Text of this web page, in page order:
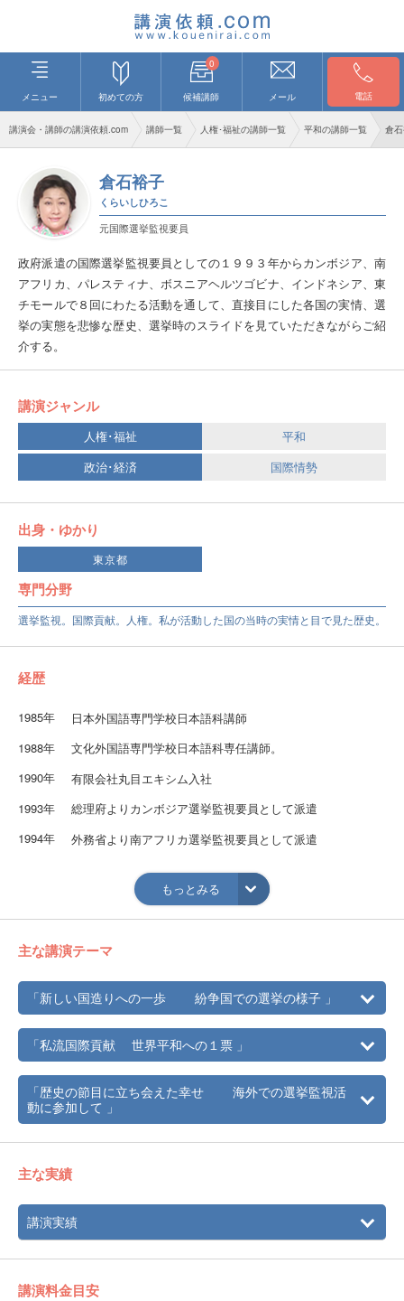
メニュー 初めての方
0
候補講師 メール 電話
講演会・講師の講演依頼.com 講師一覧 人権･福祉の講師一覧 平和の講師一覧 倉
倉石裕子
くらいしひろこ
元国際選挙監視要員
政府派遣の国際選挙監視要員としての１９９３年からカンボジア、南
アフリカ、パレスティナ、ボスニアヘルツゴビナ、インドネシア、東
チモールで８回にわたる活動を通して、直接目にした各国の実情、選
挙の実態を悲惨な歴史、選挙時のスライドを見ていただきながらご紹
介する。
講演ジャンル
人権･福祉
平和
政治･経済
国際情勢
出身・ゆかり
東京都
専門分野
選挙監視。国際貢献。人権。私が活動した国の当時の実情と目で見た歴史。
経歴
1985年
日本外国語専門学校日本語科講師
1988年
文化外国語専門学校日本語科専任講師。
1990年
有限会社丸目エキシム入社
1993年
総理府よりカンボジア選挙監視要員として派遣
1994年
外務省より南アフリカ選挙監視要員として派遣
外務省よりパレスティナ選挙監視要員として派遣
外務省よりボスニアヘルツゴビナ選挙監視要員として派遣
1999年
外務省よりインドネシア選挙監視要員として派遣
2000年
総理府よりボスニア選挙監視要員として派遣
2002年
内閣府より東チモール選挙監視要員として派遣
2003年
社名変更により(株）ワールドリンクジャパン、ゼネラルマ
もっとみる
主な講演テーマ
「新しい国造りへの一歩 紛争国での選挙の様子 」
「私流国際貢献 世界平和への１票 」
「歴史の節目に立ち会えた幸せ 海外での選挙監視活
動に参加して 」
主な実績
講演実績
講演料金目安